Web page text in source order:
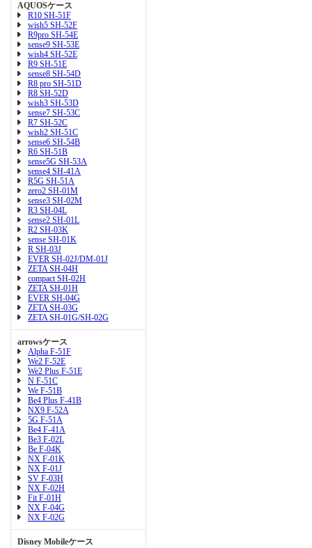
AQUOSケース
R10 SH-51F
wish5 SH-52F
R9pro SH-54E
sense9 SH-53E
wish4 SH-52E
R9 SH-51E
sense8 SH-54D
R8 pro SH-51D
R8 SH-52D
wish3 SH-53D
sense7 SH-53C
R7 SH-52C
wish2 SH-51C
sense6 SH-54B
R6 SH-51B
sense5G SH-53A
sense4 SH-41A
R5G SH-51A
zero2 SH-01M
sense3 SH-02M
R3 SH-04L
sense2 SH-01L
R2 SH-03K
sense SH-01K
R SH-03J
EVER SH-02J/DM-01J
ZETA SH-04H
compact SH-02H
ZETA SH-01H
EVER SH-04G
ZETA SH-03G
ZETA SH-01G/SH-02G
arrowsケース
Alpha F-51F
We2 F-52E
We2 Plus F-51E
N F-51C
We F-51B
Be4 Plus F-41B
NX9 F-52A
5G F-51A
Be4 F-41A
Be3 F-02L
Be F-04K
NX F-01K
NX F-01J
SV F-03H
NX F-02H
Fit F-01H
NX F-04G
NX F-02G
Disney Mobileケース